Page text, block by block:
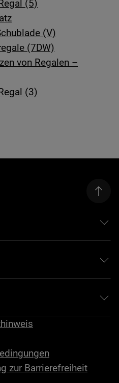
(5)
(V)
(7DW)
von Regalen –
(3)
zur Barrierefreiheit